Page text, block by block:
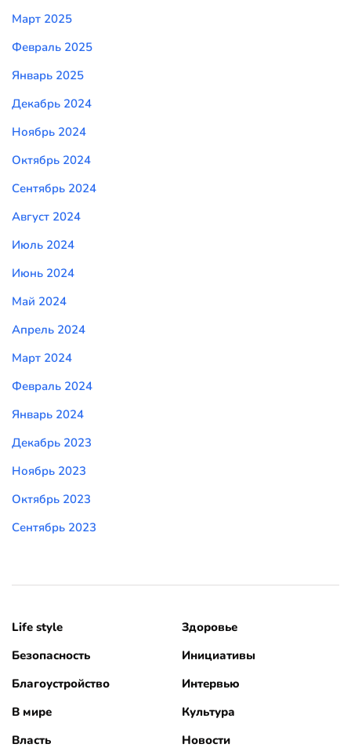
Март 2025
Февраль 2025
Январь 2025
Декабрь 2024
Ноябрь 2024
Октябрь 2024
Сентябрь 2024
Август 2024
Июль 2024
Июнь 2024
Май 2024
Апрель 2024
Март 2024
Февраль 2024
Январь 2024
Декабрь 2023
Ноябрь 2023
Октябрь 2023
Сентябрь 2023
Life style
Безопасность
Благоустройство
В мире
Власть
Здоровье
Инициативы
Интервью
Культура
Новости